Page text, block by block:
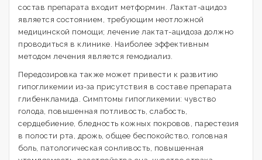
состав препарата входит метформин. Лактат-ацидоз
является состоянием, требующим неотложной
медицинской помощи; лечение лактат-ацидоза должно
проводиться в клинике. Наиболее эффективным
методом лечения является гемодиализ.
Передозировка также может привести к развитию
гипогликемии из-за присутствия в составе препарата
глибенкламида. Симптомы гипогликемии: чувство
голода, повышенная потливость, слабость,
сердцебиение, бледность кожных покровов, парестезия
в полости рта, дрожь, общее беспокойство, головная
боль, патологическая сонливость, повышенная